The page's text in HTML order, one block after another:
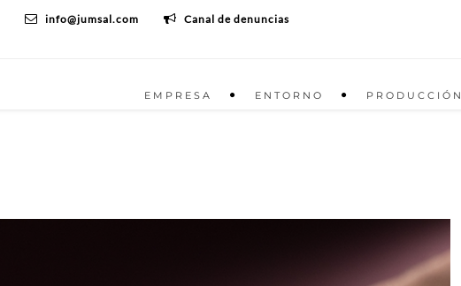
info@jumsal.com Canal de denuncias
EMPRESA ENTORNO PRODUCCIÓN